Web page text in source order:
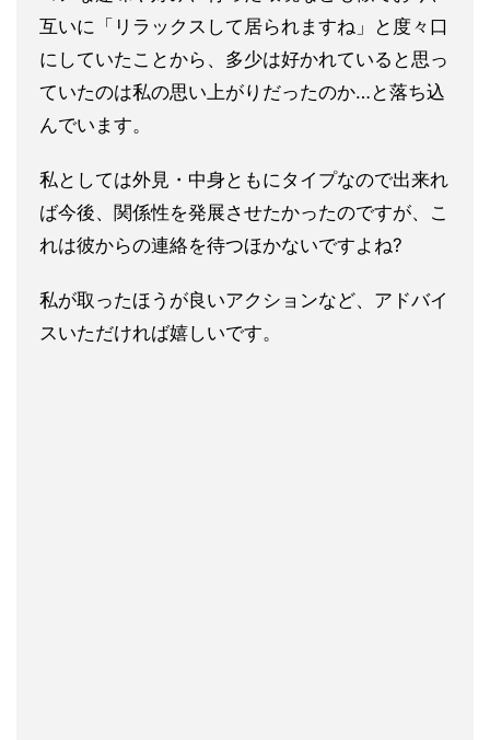
互いに「リラックスして居られますね」と度々口
にしていたことから、多少は好かれていると思っ
ていたのは私の思い上がりだったのか…と落ち込
んでいます。
私としては外見・中身ともにタイプなので出来れ
ば今後、関係性を発展させたかったのですが、こ
れは彼からの連絡を待つほかないですよね?
私が取ったほうが良いアクションなど、アドバイ
スいただければ嬉しいです。